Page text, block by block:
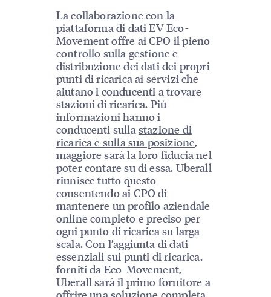
La collaborazione con la
piattaforma di dati EV Eco-
Movement offre ai CPO il pieno
controllo sulla gestione e
distribuzione dei dati dei propri
punti di ricarica ai servizi che
aiutano i conducenti a trovare
stazioni di ricarica. Più
informazioni hanno i
conducenti sulla stazione di
ricarica e sulla sua posizione,
maggiore sarà la loro fiducia nel
poter contare su di essa. Uberall
riunisce tutto questo
consentendo ai CPO di
mantenere un profilo aziendale
online completo e preciso per
ogni punto di ricarica su larga
scala. Con l’aggiunta di dati
essenziali sui punti di ricarica,
forniti da Eco-Movement,
Uberall sarà il primo fornitore a